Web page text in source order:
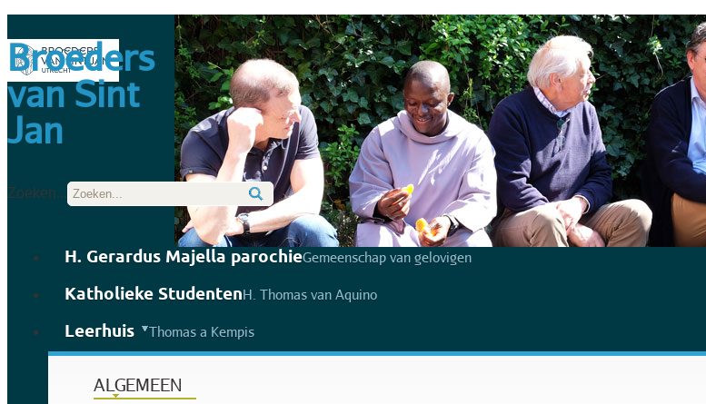
Broeders
van Sint
Jan
Zoeken...
H. Gerardus Majella parochieGemeenschap van gelovigen
Katholieke StudentenH. Thomas van Aquino
Leerhuis Thomas a Kempis
ALGEMEEN